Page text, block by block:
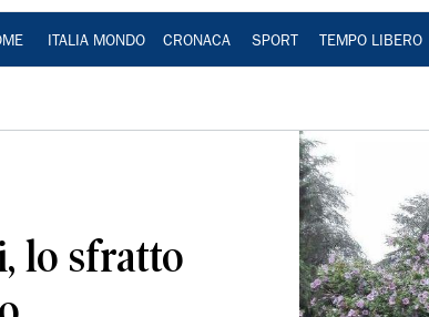
ITALIA MONDO CRONACA SPORT TEMPO LIBERO
lo sfratto